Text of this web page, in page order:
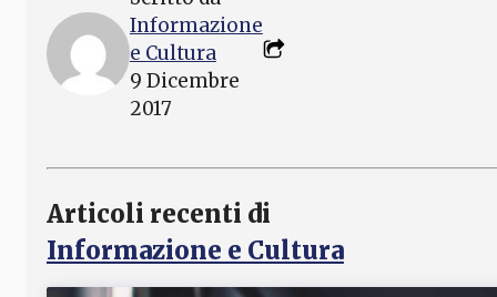
Informazione
e Cultura
9 Dicembre
2017
Articoli recenti di
Informazione e Cultura